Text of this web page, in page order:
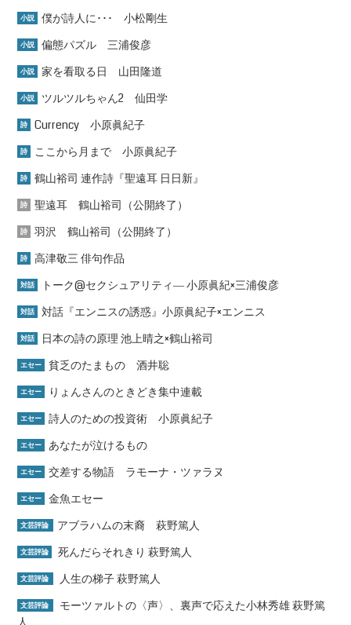
小説 僕が詩人に･･･ 小松剛生
小説 偏態パズル 三浦俊彦
小説 家を看取る日 山田隆道
小説 ツルツルちゃん2 仙田学
詩 Currency 小原眞紀子
詩 ここから月まで 小原眞紀子
詩 鶴山裕司 連作詩『聖遠耳 日日新』
詩 聖遠耳 鶴山裕司（公開終了）
詩 羽沢 鶴山裕司（公開終了）
詩 高津敬三 俳句作品
対話 トーク@セクシュアリティ― 小原眞紀×三浦俊彦
対話 対話『エンニスの誘惑』小原眞紀子×エンニス
対話 日本の詩の原理 池上晴之×鶴山裕司
エセー 貧乏のたまもの 酒井聡
エセー りょんさんのときどき集中連載
エセー 詩人のための投資術 小原眞紀子
エセー あなたが泣けるもの
エセー 交差する物語 ラモーナ・ツァラヌ
エセー 金魚エセー
文芸評論 アブラハムの末裔 萩野篤人
文芸評論 死んだらそれきり 萩野篤人
文芸評論 人生の梯子 萩野篤人
文芸評論
モーツァルトの〈声〉、裏声で応えた小林秀雄 萩野篤
人